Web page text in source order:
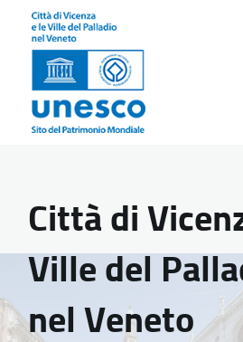
Città di
Ville del
nel Veneto